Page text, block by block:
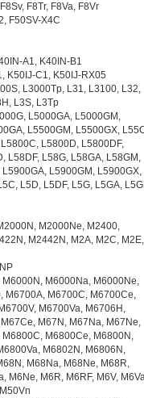
F8Tr, F8Va, F8Vr
F50SV-X4C
A1, K40IN-B1
K50IJ-C1, K50IJ-RX05
L3000Tp, L31, L3100, L32,
L3S, L3Tp
L5000GA, L5000GM,
L5500GM, L5500GX,
L5800D, L5800DF,
L58DF, L58G, L58GA, L58GM,
L5900GM, L5900GX,
L5D, L5DF, L5G, L5GA,
M2000Ne, M2400,
M2442N, M2A, M2C, M2E,
M6000Na, M6000Ne,
M6700A, M6700C, M6700Ce,
M6700Va, M6706H,
M67N, M67Na, M67Ne,
M6800C, M6800Ce, M6800N,
M6802N, M6806N,
M68Na, M68Ne, M68R,
M6Ne, M6R, M6RF, M6V,